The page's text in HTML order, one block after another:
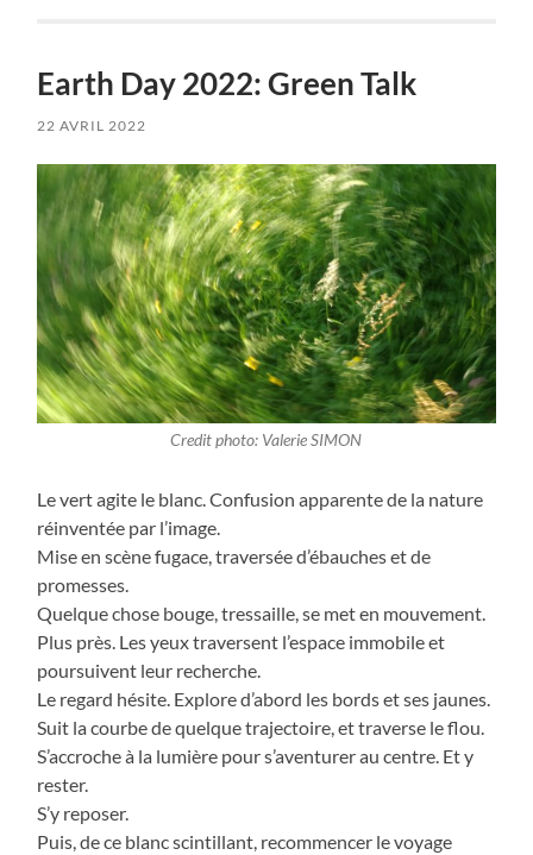
Earth Day 2022: Green Talk
22 AVRIL 2022
Credit photo: Valerie SIMON
Le vert agite le blanc. Confusion apparente de la nature
réinventée par l’image.
Mise en scène fugace, traversée d’ébauches et de
promesses.
Quelque chose bouge, tressaille, se met en mouvement.
Plus près. Les yeux traversent l’espace immobile et
poursuivent leur recherche.
Le regard hésite. Explore d’abord les bords et ses jaunes.
Suit la courbe de quelque trajectoire, et traverse le flou.
S’accroche à la lumière pour s’aventurer au centre. Et y
rester.
S’y reposer.
Puis, de ce blanc scintillant, recommencer le voyage